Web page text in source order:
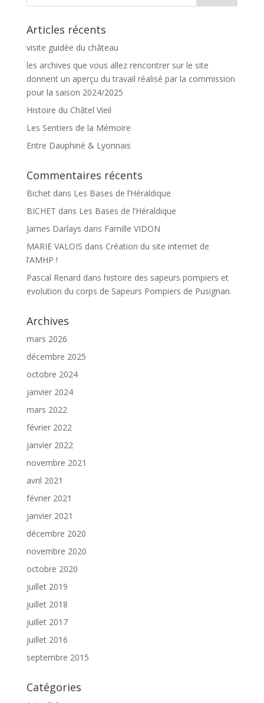
Articles récents
visite guidée du château
les archives que vous allez rencontrer sur le site
donnent un aperçu du travail réalisé par la commission
pour la saison 2024/2025
Histoire du Châtel Vieil
Les Sentiers de la Mémoire
Entre Dauphiné & Lyonnais
Commentaires récents
Bichetdans Les Bases de l’Héraldique
BICHET dans Les Bases de l’Héraldique
James Darlays dans Famille VIDON
MARIE VALOIS dans Création du site internet de
l’AMHP !
Pascal Renard dans histoire des sapeurs pompiers et
evolution du corps de Sapeurs Pompiers de Pusignan.
Archives
mars 2026
décembre 2025
octobre 2024
janvier 2024
mars 2022
février 2022
janvier 2022
novembre 2021
avril 2021
février 2021
janvier 2021
décembre 2020
novembre 2020
octobre 2020
juillet 2019
juillet 2018
juillet 2017
juillet 2016
septembre 2015
Catégories